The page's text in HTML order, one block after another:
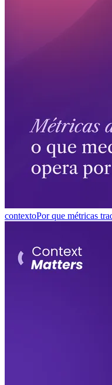
contextoPor que métricas